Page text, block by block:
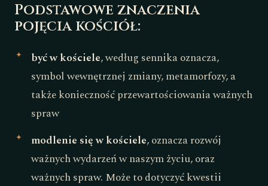
Podstawowe znaczenia
pojęcia kościół:
być w kościele, według sennika oznacza,
symbol wewnętrznej zmiany, metamorfozy, a
także konieczność przewartościowania ważnych
spraw
modlenie się w kościele, oznacza rozwój
ważnych wydarzeń w naszym życiu, oraz
ważnych spraw. Może to dotyczyć kwestii